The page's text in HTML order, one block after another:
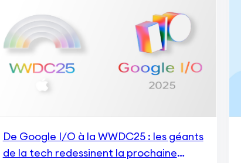
De Google I/O à la WWDC25 : les géants
de la tech redessinent la prochaine